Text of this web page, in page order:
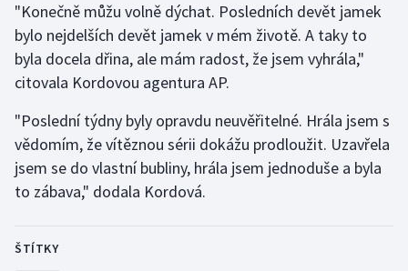
Plavání
Plážový volejbal
Ragby
Rychlobruslení
Short track
"Konečně můžu volně dýchat. Posledních devět jamek
bylo nejdelších devět jamek v mém životě. A taky to
byla docela dřina, ale mám radost, že jsem vyhrála,"
citovala Kordovou agentura AP.
"Poslední týdny byly opravdu neuvěřitelné. Hrála jsem s
vědomím, že vítěznou sérii dokážu prodloužit. Uzavřela
jsem se do vlastní bubliny, hrála jsem jednoduše a byla
to zábava," dodala Kordová.
ŠTÍTKY